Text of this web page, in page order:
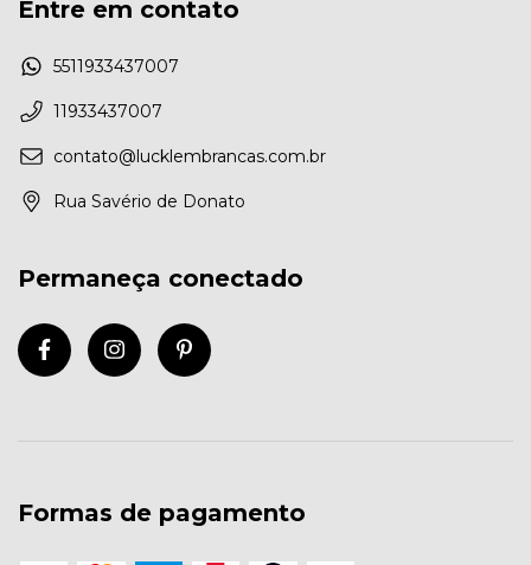
Entre em contato
5511933437007
11933437007
contato@lucklembrancas.com.br
Rua Savério de Donato
Permaneça conectado
Formas de pagamento